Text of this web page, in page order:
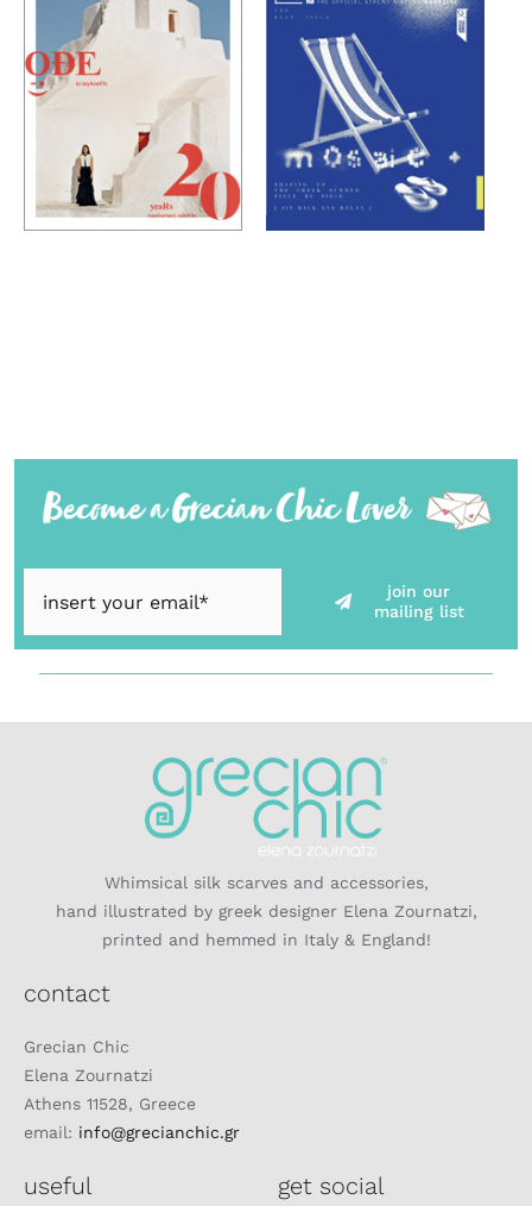
join our
mailing list
Whimsical silk scarves and accessories,
hand illustrated by greek designer Elena Zournatzi,
printed and hemmed in Italy & England!
contact
Grecian Chic
Elena Zournatzi
Athens 11528, Greece
email: info@grecianchic.gr
useful get social